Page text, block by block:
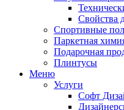
Свойства
Спортивные
Паркетная
Подарочная
Плинтусы
Меню
Услуги
Софт